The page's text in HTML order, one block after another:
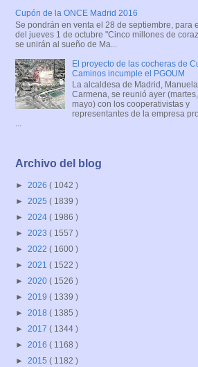
Cupón de la ONCE Madrid 2016
Se pondrán en venta el 28 de septiembre, para
del jueves 1 de octubre "Cinco millones de
se unirán al sueño de Ma...
El proyecto de las cocheras de
Caminos incumple el PGOUM
La alcaldesa de Madrid, Manuela
Carmena, se reunió ayer
mayo) con los cooperativistas y
representantes de la empresa
...
Archivo del blog
► 2026 ( 1042 )
► 2025 ( 1839 )
► 2024 ( 1986 )
► 2023 ( 1557 )
► 2022 ( 1600 )
► 2021 ( 1522 )
► 2020 ( 1526 )
► 2019 ( 1339 )
► 2018 ( 1385 )
► 2017 ( 1344 )
► 2016 ( 1168 )
► 2015 ( 1182 )